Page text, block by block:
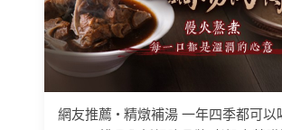
網友推薦 • 精燉補湯 一年四季都可以